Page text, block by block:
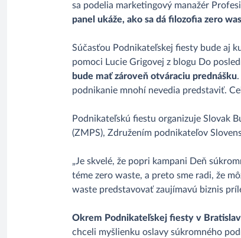
sa podelia marketingový manažér
panel ukáže, ako sa dá filozofia zero
Súčasťou Podnikateľskej fiesty bude aj
pomoci Lucie Grigovej z blogu Do
bude mať zároveň otváraciu prednášku
podnikanie mnohí nevedia predstaviť.
Podnikateľskú fiestu organizuje Slovak
(ZMPS), Združením podnikateľov
„Je skvelé, že popri kampani Deň
téme zero waste, a preto sme radi, že
waste predstavovať zaujímavú biznis
Okrem Podnikateľskej fiesty v
chceli myšlienku oslavy súkromného